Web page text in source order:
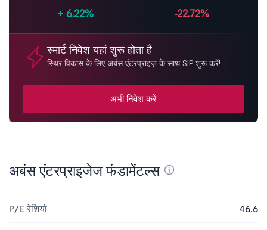
+6.22% -22.72%
स्मार्ट निवेश यहां शुरू होता है
स्थिर विकास के लिए अबंस एंटरप्राइज़ के साथ SIP शुरू करें!
अभी निवेश करें
अबंस एंटरप्राइजेज फंडामेंटल्स
P/E रेशियो 46.6